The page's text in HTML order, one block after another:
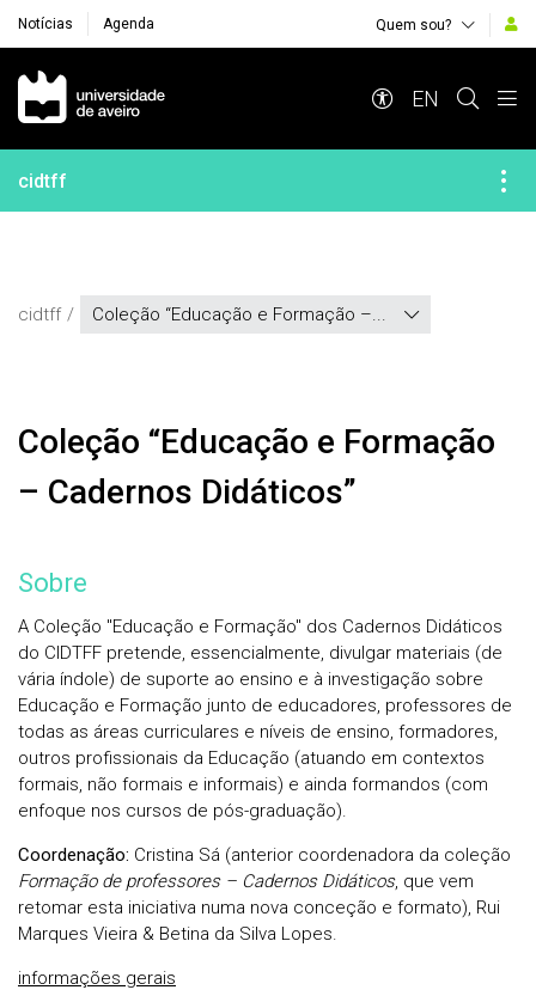
Notícias Agenda Quem sou?
Navegação Principal
EN
cidtff
cidtff Coleção “Educação e Formação –...
Coleção “Educação e Formação
– Cadernos Didáticos”
Sobre
A Coleção "Educação e Formação" dos Cadernos Didáticos
do CIDTFF pretende, essencialmente, divulgar materiais (de
vária índole) de suporte ao ensino e à investigação sobre
Educação e Formação junto de educadores, professores de
todas as áreas curriculares e níveis de ensino, formadores,
outros profissionais da Educação (atuando em contextos
formais, não formais e informais) e ainda formandos (com
enfoque nos cursos de pós-graduação).
Coordenação: Cristina Sá (anterior coordenadora da coleção
Formação de professores – Cadernos Didáticos, que vem
retomar esta iniciativa numa nova conceção e formato), Rui
Marques Vieira & Betina da Silva Lopes.
informações gerais